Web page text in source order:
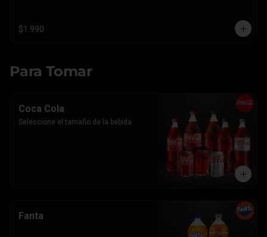
$1.990
Para Tomar
Coca Cola
Seleccione el tamaño de la bebida
Fanta